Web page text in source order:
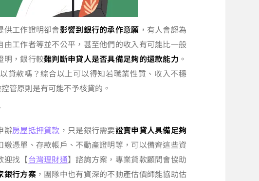
供工作證明卻會影響到銀行的承作意願 ，有人會認為
工作者等並不公平，甚至他們的收入有可能比一般
明，銀行較難判斷申貸人是否具備足夠的還款能力 。
貸款嗎？綜合以上可以得知若職業性質、收入不穩
管原則是有可能不予核貸的。
辦房屋抵押貸款 ，只是銀行需要證實申貸人具備足夠
憑單、存款帳戶、不動產證明等，可以備齊這些資
迎找【台灣理財通】諮詢方案，專業貸款顧問會協助
銀行方案，團隊中也有資深的不動產估價師能協助估